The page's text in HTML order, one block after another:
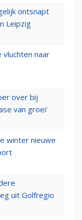
ontsnapt
Leipzig
naar
over bij
van groei'
winter nieuwe
uit Golfregio